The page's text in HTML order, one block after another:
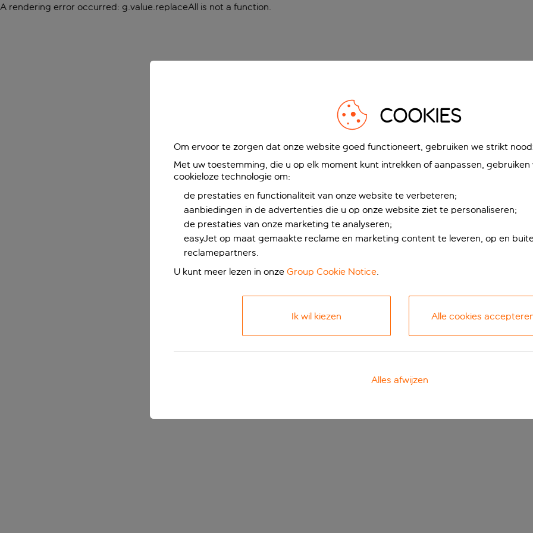
A rendering error occurred: g.value.replaceAll is not a function.
COOKIES
Om ervoor te zorgen dat onze website goed functioneert, gebruiken we strikt
Met uw toestemming, die u op elk moment kunt intrekken of aanpassen, gebruiken
cookieloze technologie om:
de prestaties en functionaliteit van onze website te verbeteren;
aanbiedingen in de advertenties die u op onze website ziet te personaliseren;
de prestaties van onze marketing te analyseren;
easyJet op maat gemaakte reclame en marketing content te leveren, op en
reclamepartners.
U kunt meer lezen in onze Group Cookie Notice.
Ik wil kiezen Alle cookies
Alles afwijzen